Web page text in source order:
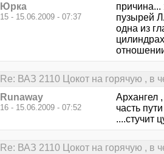
Юрка
15 - 15.06.2009 - 07:37
причина...
пузырей
одна из
Re: ВАЗ 2110 Цокот на горячую , в
Runaway
16 - 15.06.2009 - 07:52
Архангел
часть
....стучит
Re: ВАЗ 2110 Цокот на горячую , в